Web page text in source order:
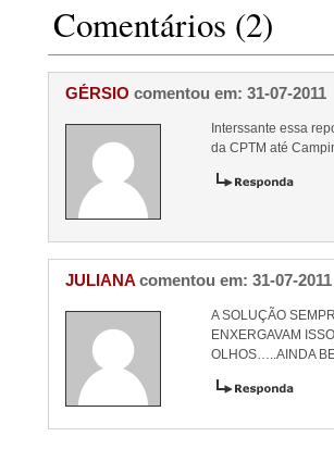
Comentários (2)
GÉRSIO comentou em: 31-07-2011
Interssante essa
da CPTM até
JULIANA comentou em: 31-07-2011
A SOLUÇÃO
ENXERGAVAM
OLHOS…..AINDA